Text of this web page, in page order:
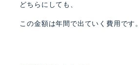
どちらにしても、
この金額は年間で出ていく費用です。